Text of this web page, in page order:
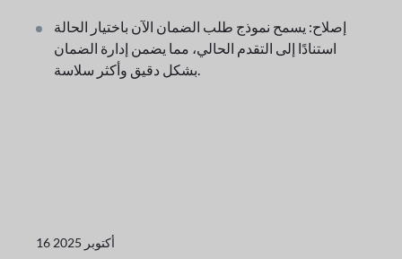
إصلاح: يسمح نموذج طلب الضمان الآن باختيار الحالة
استنادًا إلى التقدم الحالي، مما يضمن إدارة الضمان
بشكل دقيق وأكثر سلاسة.
16 أكتوبر 2025